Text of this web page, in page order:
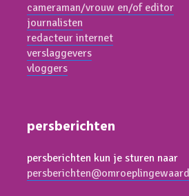
cameraman/vrouw en/of editor
journalisten
redacteur internet
verslaggevers
vloggers
persberichten
persberichten kun je sturen naar